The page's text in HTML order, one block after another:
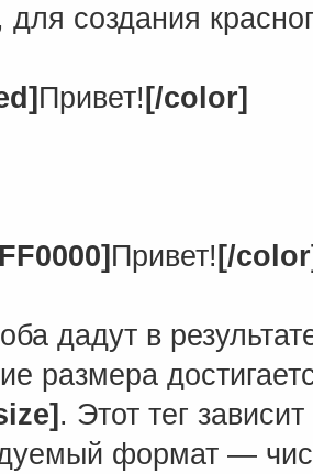
создания
Привет![/color]
Привет![/
дадут в
размера
. Этот тег
формат —